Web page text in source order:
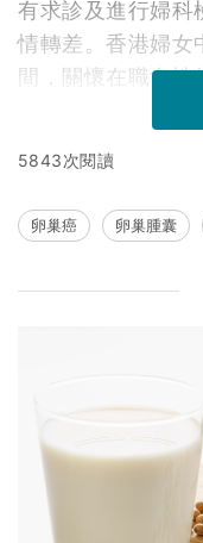
有求診及進行婦科
情轉差。香港婦女
間，關懷在職女
5843次閱讀
卵巢癌 卵巢腫囊